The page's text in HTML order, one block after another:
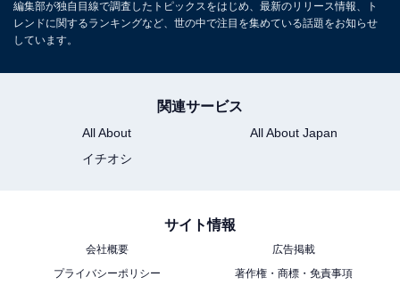
編集部が独自目線で調査したトピックスをはじめ、最新のリリース情報、ト
レンドに関するランキングなど、世の中で注目を集めている話題をお知らせ
しています。
関連サービス
All About
All About Japan
イチオシ
サイト情報
会社概要
広告掲載
プライバシーポリシー
著作権・商標・免責事項